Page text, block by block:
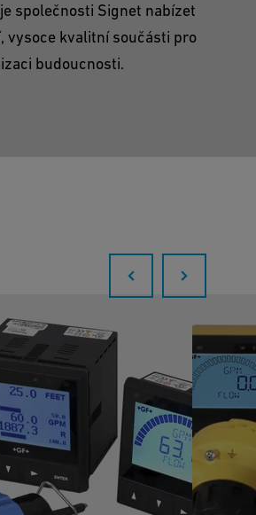
společnosti Signet nabízet
vysoce kvalitní součásti pro
budoucnosti.